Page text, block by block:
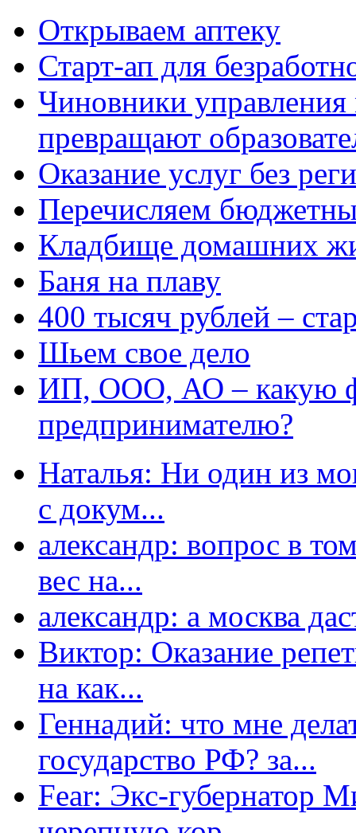
Открываем аптеку
Старт-ап для
Чиновники
превращают
Оказание услуг без
Перечисляем
Кладбище домашних
Баня на плаву
400 тысяч рублей –
Шьем свое дело
ИП, ООО, АО – какую
предпринимателю?
Наталья: Ни один из
с докум...
александр: вопрос в
вес на...
александр: а москва
Виктор: Оказание
на как...
Геннадий: что мне
государство РФ? за...
Fear: Экс-губернатор